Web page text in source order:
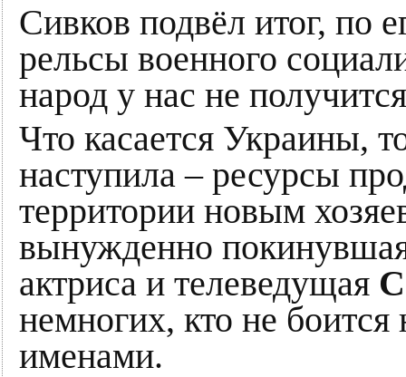
Сивков подвёл итог, по
рельсы военного
народ у нас не
Что касается Украины,
наступила – ресурсы
территории новым
вынужденно покинувшая
актриса и телеведущая
немногих, кто не
именами.